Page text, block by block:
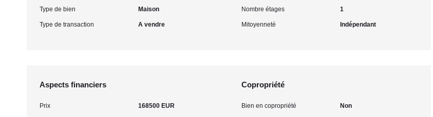
Type de bien Maison
Type de transaction A vendre
Nombre étages 1
Mitoyenneté Indépendant
Aspects financiers
Prix 168500 EUR
Copropriété
Bien en copropriété Non